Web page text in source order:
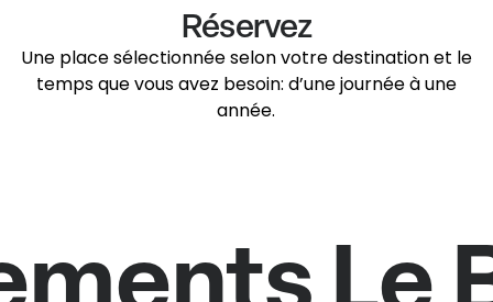
Réservez
Une place sélectionnée selon votre destination et le
temps que vous avez besoin: d’une journée à une
année.